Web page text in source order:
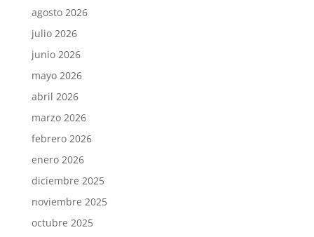
agosto 2026
julio 2026
junio 2026
mayo 2026
abril 2026
marzo 2026
febrero 2026
enero 2026
diciembre 2025
noviembre 2025
octubre 2025